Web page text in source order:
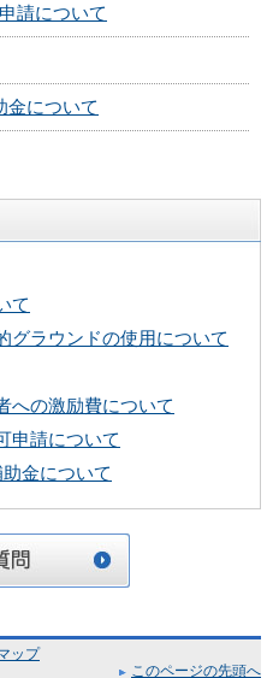
請について
金について
て
グラウンドの使用について
への激励費について
申請について
金について
ップ
このページの先頭へ